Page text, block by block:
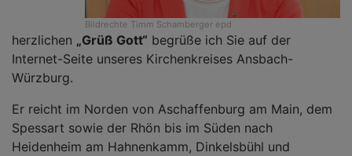
Bildrechte Timm Schamberger epd
herzlichen „Grüß Gott“ begrüße ich Sie auf der
Internet-Seite unseres Kirchenkreises Ansbach-
Würzburg.
Er reicht im Norden von Aschaffenburg am Main, dem
Spessart sowie der Rhön bis im Süden nach
Heidenheim am Hahnenkamm, Dinkelsbühl und